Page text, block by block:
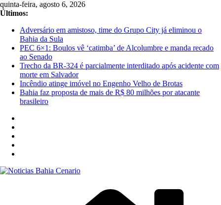
Pular
para
conteúdo
quinta-feira, agosto 6, 2026
Últimos:
Adversário em amistoso, time do Grupo City já eliminou o
Bahia da Sula
PEC 6×1: Boulos vê ‘catimba’ de Alcolumbre e manda recado
ao Senado
Trecho da BR-324 é parcialmente interditado após acidente com
morte em Salvador
Incêndio atinge imóvel no Engenho Velho de Brotas
Bahia faz proposta de mais de R$ 80 milhões por atacante
brasileiro